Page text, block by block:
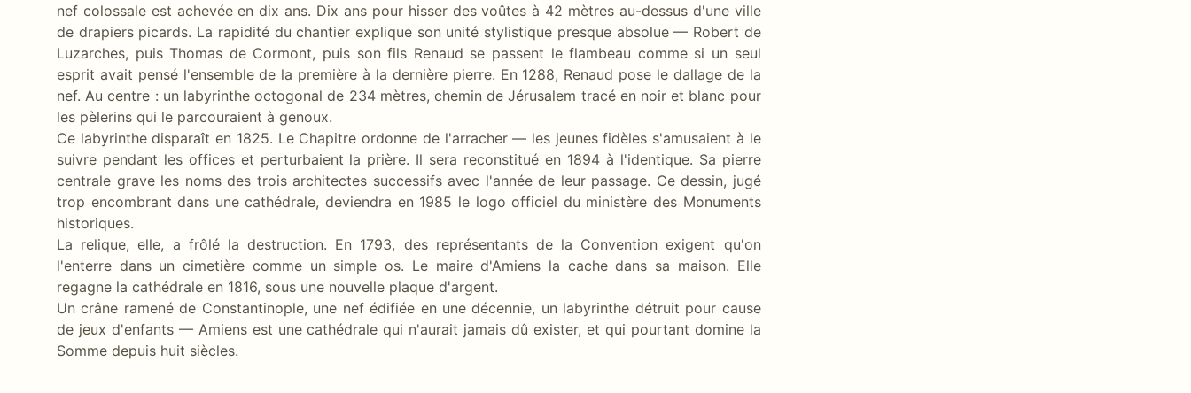
nef colossale est achevée en dix ans. Dix ans pour hisser des voûtes à 42 mètres au-dessus d'une ville
de drapiers picards. La rapidité du chantier explique son unité stylistique presque absolue — Robert de
Luzarches, puis Thomas de Cormont, puis son fils Renaud se passent le flambeau comme si un seul
esprit avait pensé l'ensemble de la première à la dernière pierre. En 1288, Renaud pose le dallage de la
nef. Au centre : un labyrinthe octogonal de 234 mètres, chemin de Jérusalem tracé en noir et blanc pour
les pèlerins qui le parcouraient à genoux.
Ce labyrinthe disparaît en 1825. Le Chapitre ordonne de l'arracher — les jeunes fidèles s'amusaient à le
suivre pendant les offices et perturbaient la prière. Il sera reconstitué en 1894 à l'identique. Sa pierre
centrale grave les noms des trois architectes successifs avec l'année de leur passage. Ce dessin, jugé
trop encombrant dans une cathédrale, deviendra en 1985 le logo officiel du ministère des Monuments
historiques.
La relique, elle, a frôlé la destruction. En 1793, des représentants de la Convention exigent qu'on
l'enterre dans un cimetière comme un simple os. Le maire d'Amiens la cache dans sa maison. Elle
regagne la cathédrale en 1816, sous une nouvelle plaque d'argent.
Un crâne ramené de Constantinople, une nef édifiée en une décennie, un labyrinthe détruit pour cause
de jeux d'enfants — Amiens est une cathédrale qui n'aurait jamais dû exister, et qui pourtant domine la
Somme depuis huit siècles.